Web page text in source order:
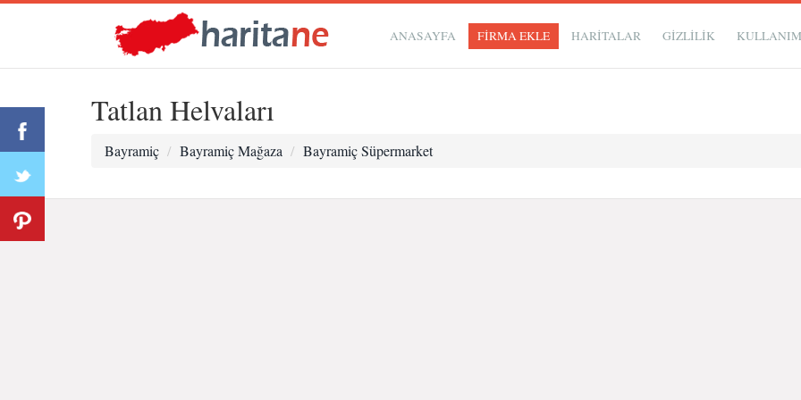
ANASAYFA FİRMA EKLE HARİTALAR GIZLILIK
Tatlan Helvaları
Bayramiç Bayramiç Mağaza Bayramiç Süpermarket